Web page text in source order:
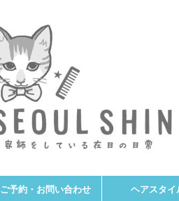
ご予約・お問い合わせ ヘアスタイ